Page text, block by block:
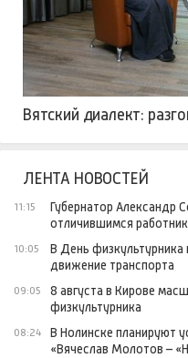
Вятский диалект:
ЛЕНТА НОВОСТЕЙ
11:15
Губернатор Александр
отличившимся
10:05
В День физкультурника
движение транспорта
09:05
8 августа в Кирове
физкультурника
08:24
В Нолинске планируют
«Вячеслав Молотов –